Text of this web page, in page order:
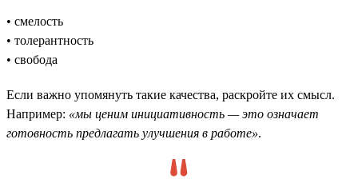
• смелость
• толерантность
• свобода
Если важно упомянуть такие качества, раскройте их смысл.
Например: «мы ценим инициативность — это означает
готовность предлагать улучшения в работе».